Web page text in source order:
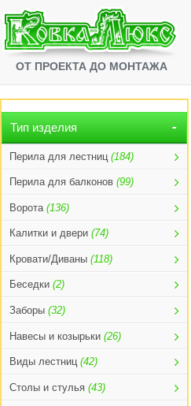
ОТ ПРОЕКТА ДО МОНТАЖА
Тип изделия
Перила для лестниц (184)
Перила для балконов (99)
Ворота (136)
Калитки и двери (74)
Кровати/Диваны (118)
Беседки (2)
Заборы (32)
Навесы и козырьки (26)
Виды лестниц (42)
Столы и стулья (43)